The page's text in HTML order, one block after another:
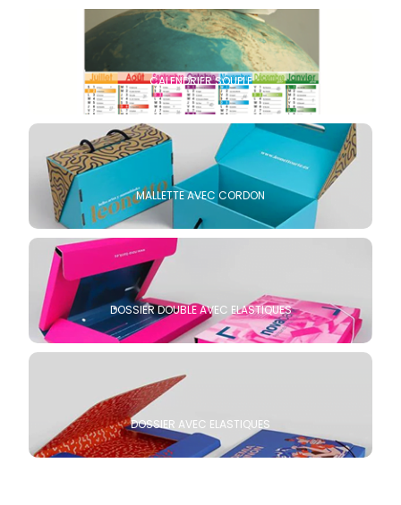
CALENDRIER SOUPLE
MALLETTE AVEC CORDON
DOSSIER DOUBLE AVEC ELASTIQUES
DOSSIER AVEC ELASTIQUES